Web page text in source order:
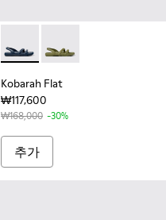
Kobarah Flat - K100957-011
Kobarah Flat -
Kobarah Flat
₩117,600
₩168,000 -30%
추가